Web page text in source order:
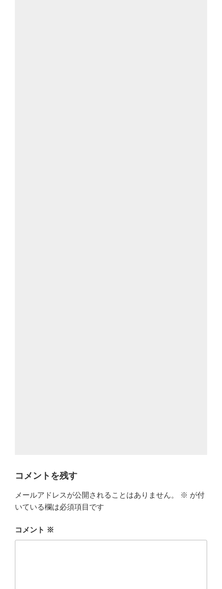
コメントを残す
メールアドレスが公開されることはありません。 ※ が付
いている欄は必須項目です
コメント ※